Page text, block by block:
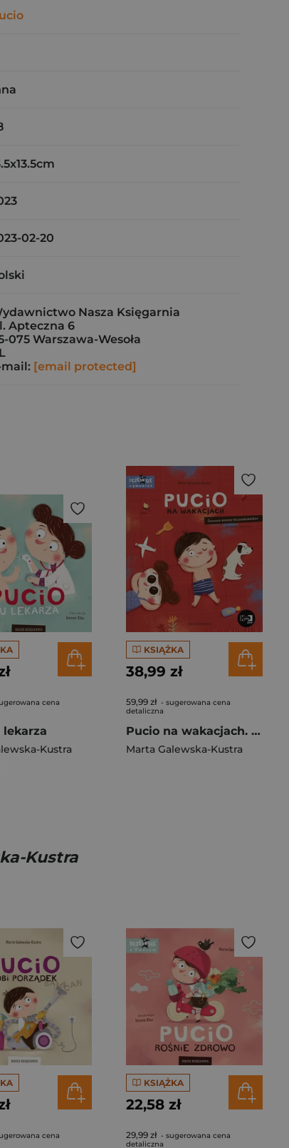
02-20
Nasza Księgarnia
Apteczna 6
075 Warszawa-Wesoła
[email protected]
cena
lekarza
Kustra
KSIĄŻKA
38,99 zł
59,99 zł - sugerowana cena
detaliczna
Pucio na wakacjach. Ćwiczenia wymowy dla przedszkolaków
Marta Galewska-Kustra
Kustra
cena
KSIĄŻKA
22,58 zł
29,99 zł - sugerowana cena
detaliczna